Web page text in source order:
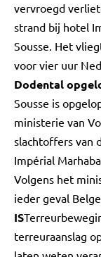
vervroegd
strand bij hotel
Sousse. Het
voor vier uur
Dodental
Sousse is
ministerie van
slachtoffers van
Impérial
Volgens het
ieder geval
IS
terreuraanslag